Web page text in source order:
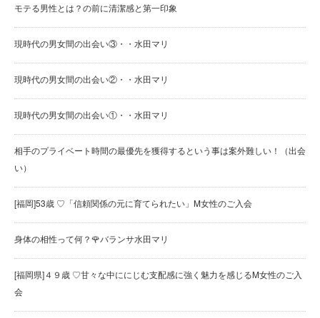
モテる男性とは？の前に清潔感と第一印象
現時代の男女間の出会い③・・水田マリ
現時代の男女間の出会い②・・水田マリ
現時代の男女間の出会い①・・水田マリ
相手のプライベート時間の最優先を獲得するという事は案外難しい！（出会
い）
[福岡]53歳 ♡「信頼関係の元に育てられたい」M女性のご入会
身体の相性って何？🌹バランサ水田マリ
[福岡県]４９歳 ♡甘々な中ににじむ支配感に強く魅力を感じるM女性のご入
会